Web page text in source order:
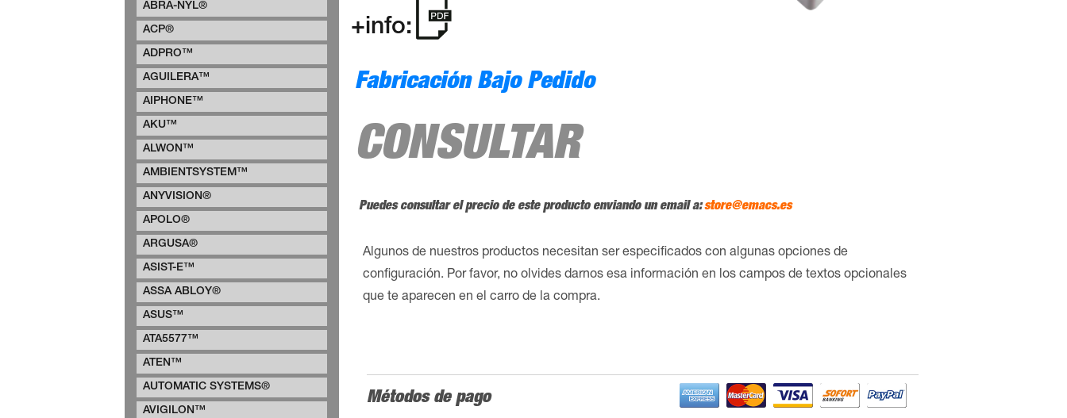
ABRA-NYL®
ACP®
ADPRO™
AGUILERA™
AIPHONE™
AKU™
ALWON™
AMBIENTSYSTEM™
ANYVISION®
APOLO®
ARGUSA®
ASIST-E™
ASSA ABLOY®
ASUS™
ATA5577™
ATEN™
AUTOMATIC SYSTEMS®
AVIGILON™
+info:
Fabricación Bajo Pedido
CONSULTAR
Puedes consultar el precio de este producto enviando un email a:store@emacs.es
Algunos de nuestros productos necesitan ser especificados con algunas opciones de
configuración. Por favor, no olvides darnos esa información en los campos de textos opcionales
que te aparecen en el carro de la compra.
Métodos de pago